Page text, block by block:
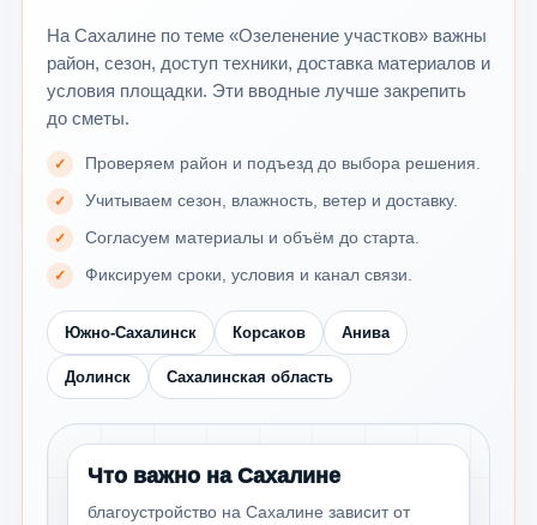
На Сахалине по теме «Озеленение участков» важны
район, сезон, доступ техники, доставка материалов и
условия площадки. Эти вводные лучше закрепить
до сметы.
Проверяем район и подъезд до выбора решения.
Учитываем сезон, влажность, ветер и доставку.
Согласуем материалы и объём до старта.
Фиксируем сроки, условия и канал связи.
Южно-Сахалинск Корсаков Анива
Долинск Сахалинская область
Что важно на Сахалине
благоустройство на Сахалине зависит от